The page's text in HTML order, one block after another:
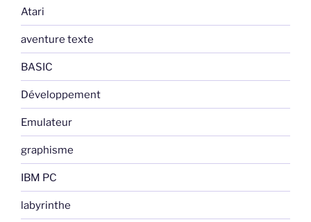
Atari
aventure texte
BASIC
Développement
Emulateur
graphisme
IBM PC
labyrinthe